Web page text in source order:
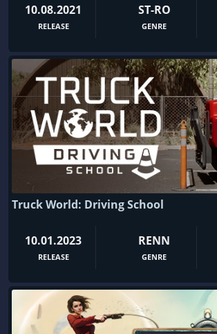
10.08.2021
RELEASE
ST-RO
GENRE
Truck World: Driving School
10.01.2023
RELEASE
RENN
GENRE